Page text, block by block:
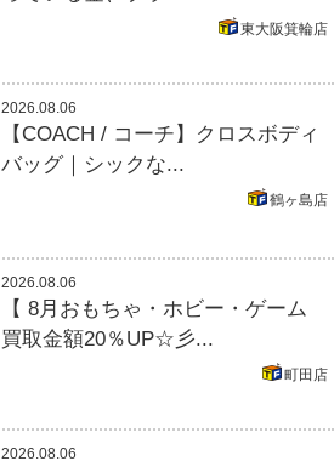
東大阪箕輪店
2026.08.06
【COACH / コーチ】クロスボディ
バッグ｜シックな...
鶴ヶ島店
2026.08.06
【 8月おもちゃ・ホビー・ゲーム
買取金額20％UP☆彡...
町田店
2026.08.06